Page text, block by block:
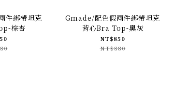
件綁帶坦克
棕杏
Gmade/配色假兩件綁帶坦克
背心Bra Top-黑灰
NT$850
NT$880